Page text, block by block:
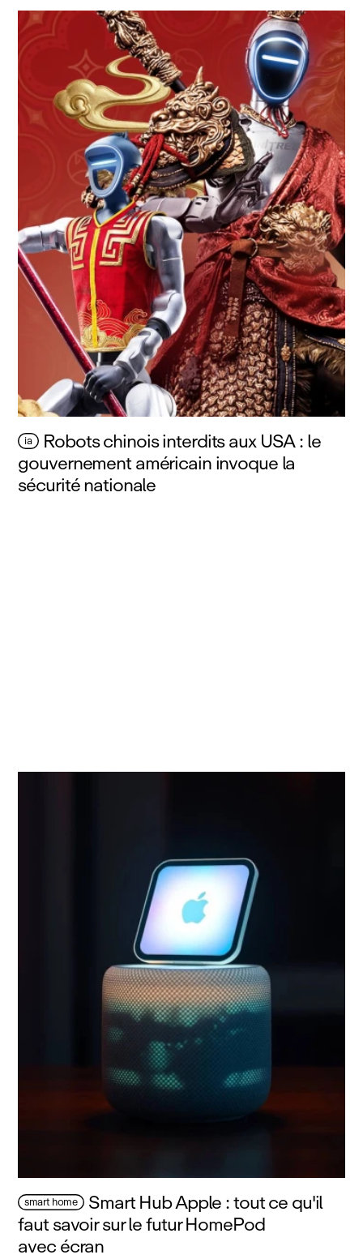
ia Robots chinois interdits aux USA : le
gouvernement américain invoque la
sécurité nationale
smart home Smart Hub Apple : tout ce qu'il
faut savoir sur le futur HomePod
avec écran